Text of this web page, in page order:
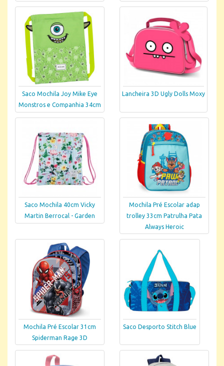
Saco Mochila Joy Mike Eye
Monstros e Companhia 34cm
Lancheira 3D Ugly Dolls Moxy
Saco Mochila 40cm Vicky
Martin Berrocal - Garden
Mochila Pré Escolar adap
trolley 33cm Patrulha Pata
Always Heroic
Mochila Pré Escolar 31cm
Spiderman Rage 3D
Saco Desporto Stitch Blue